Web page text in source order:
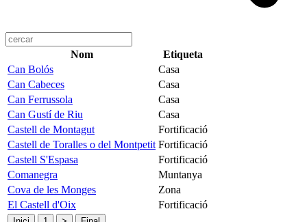
Nom
Etiqueta
Can Bolós
Casa
Can Cabeces
Casa
Can Ferrussola
Casa
Can Gustí de Riu
Casa
Castell de Montagut
Fortificació
Castell de Toralles o del Montpetit Fortificació
Castell S'Espasa
Fortificació
Comanegra
Muntanya
Cova de les Monges
Zona
El Castell d'Oix
Fortificació